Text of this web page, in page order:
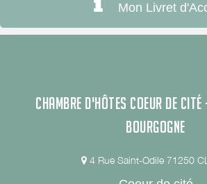
Mon Livret
CHAMBRE D'HÔTES COEUR DE
BOURGOGNE
4 Rue Saint-Odile 71250